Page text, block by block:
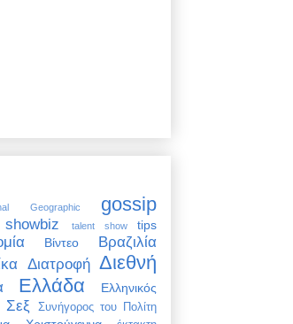
Geographic gossip
showbiz talent show
tips
Βίντεο
Βραζιλία
Διατροφή Διεθνή
Ελλάδα
Ελληνικός
Σεξ Συνήγορος του Πολίτη